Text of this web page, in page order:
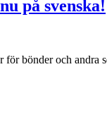
på svenska!
bönder och